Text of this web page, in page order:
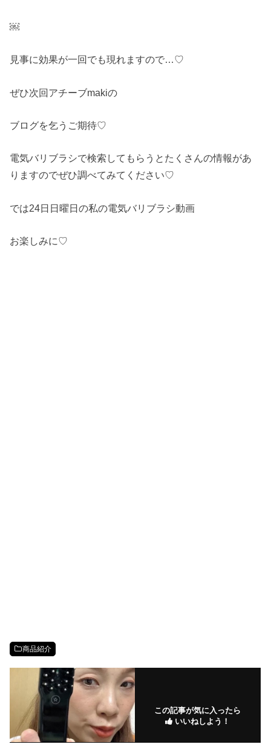
￼
見事に効果が一回でも現れますので…♡
ぜひ次回アチーブmakiの
ブログを乞うご期待♡
電気バリブラシで検索してもらうとたくさんの情報があ
りますのでぜひ調べてみてください♡
では24日日曜日の私の電気バリブラシ動画
お楽しみに♡
商品紹介
この記事が気に入ったら
いいねしよう！